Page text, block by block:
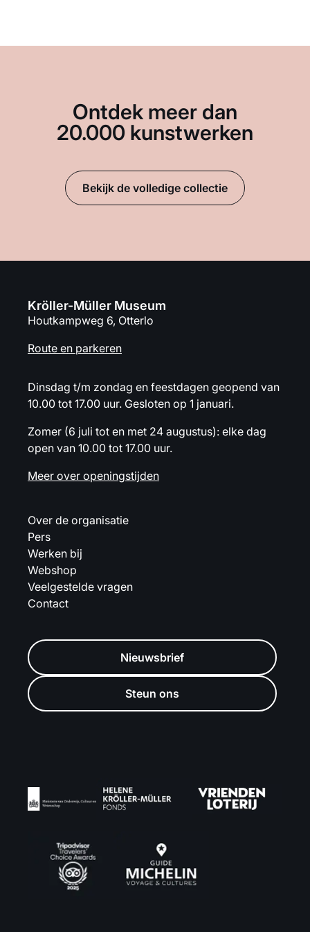
Ontdek meer dan
20.000 kunstwerken
Bekijk de volledige collectie
Kröller-Müller Museum
Houtkampweg 6, Otterlo
Route en parkeren
Dinsdag t/m zondag en feestdagen geopend van
10.00 tot 17.00 uur. Gesloten op 1 januari.
Zomer (6 juli tot en met 24 augustus): elke dag
open van 10.00 tot 17.00 uur.
Meer over openingstijden
Over de organisatie
Pers
Werken bij
Webshop
Veelgestelde vragen
Contact
Nieuwsbrief
Steun ons